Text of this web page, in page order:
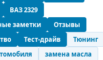
ВАЗ 2329
заметки
Отзывы
Тест-драйв
Тюнинг
замена масла